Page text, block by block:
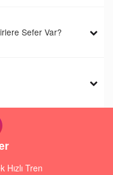
Sefer Var?
Tren